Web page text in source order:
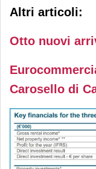
Altri articoli:
Otto nuovi
Carosello di